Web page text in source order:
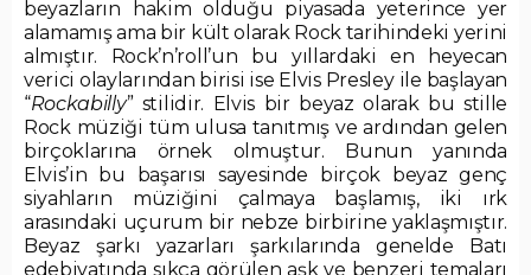
beyazların hakim olduğu piyasada yeterince yer
alamamış ama bir kült olarak Rock tarihindeki yerini
almıştır. Rock’n’roll’un bu yıllardaki en heyecan
verici olaylarından birisi ise Elvis Presley ile başlayan
“Rockabilly” stilidir. Elvis bir beyaz olarak bu stille
Rock müziği tüm ulusa tanıtmış ve ardından gelen
birçoklarına örnek olmuştur. Bunun yanında
Elvis’in bu başarısı sayesinde birçok beyaz genç
siyahların müziğini çalmaya başlamış, iki ırk
arasındaki uçurum bir nebze birbirine yaklaşmıştır.
Beyaz şarkı yazarları şarkılarında genelde Batı
edebiyatında sıkça görülen aşk ve benzeri temaları